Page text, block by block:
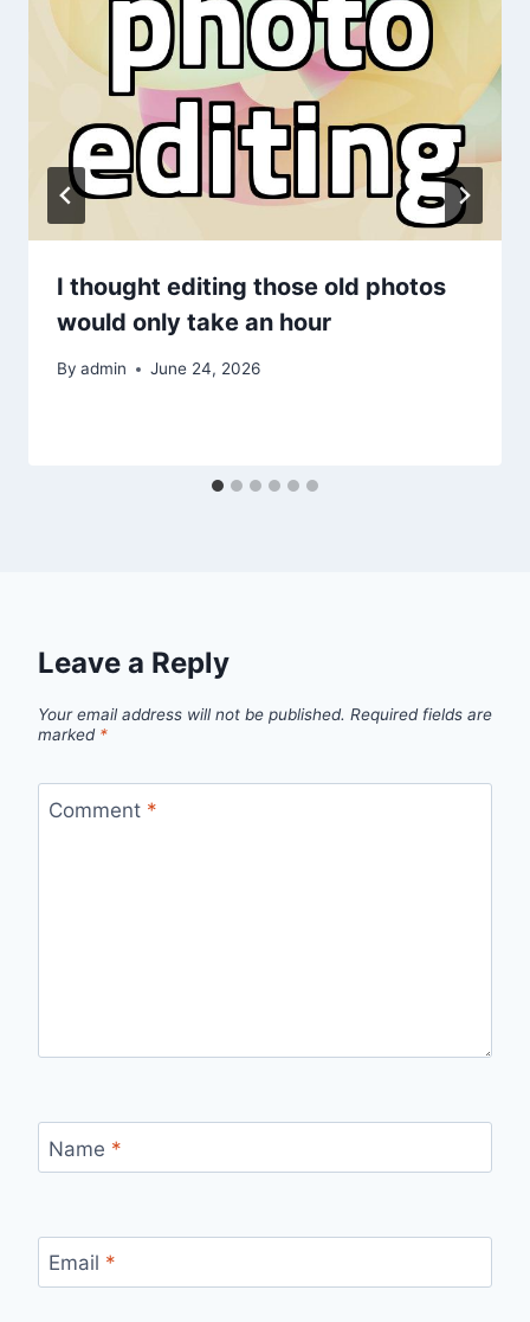
I thought editing those old photos
would only take an hour
By admin June 24, 2026
Leave a Reply
Your email address will not be published. Required fields are
marked *
Comment *
Name *
Email *